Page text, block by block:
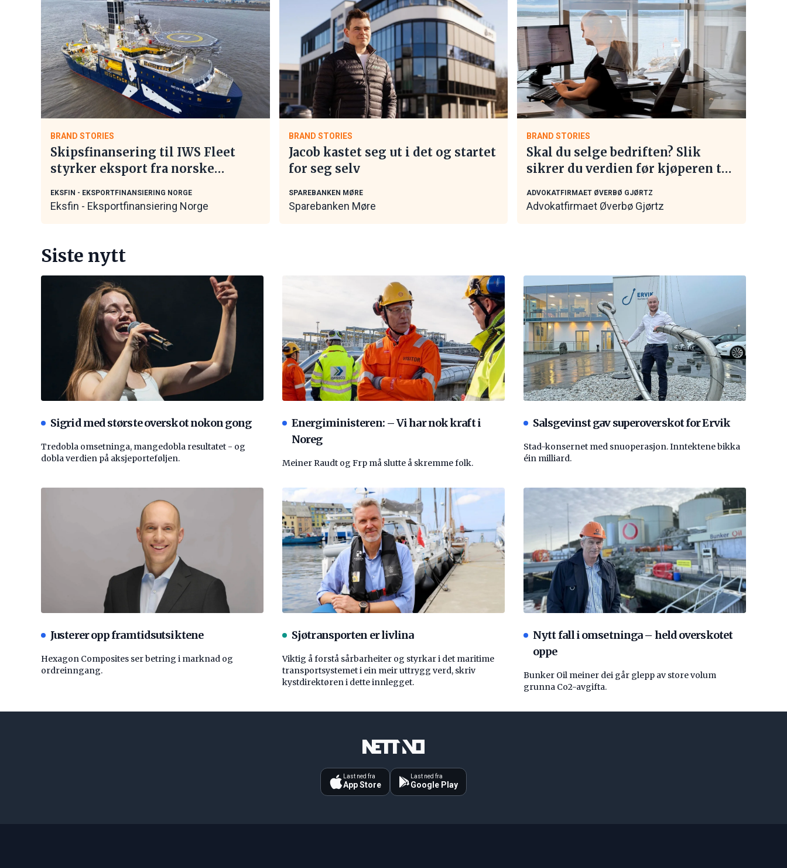
BRAND STORIES
Skipsfinansering til IWS Fleet
styrker eksport fra norske
EKSFIN - EKSPORTFINANSIERING NORGE
Eksfin - Eksportfinansiering Norge
BRAND STORIES
Jacob kastet seg ut i det og startet
for seg selv
SPAREBANKEN MØRE
Sparebanken Møre
BRAND STORIES
Skal du selge bedriften? Slik
sikrer du verdien før kjøperen tar
ADVOKATFIRMAET ØVERBØ GJØRTZ
Advokatfirmaet Øverbø Gjørtz
Siste nytt
Sigrid med største overskot nokon gong
Tredobla omsetninga, mangedobla resultatet - og
dobla verdien på aksjeporteføljen.
Energiministeren: – Vi har nok kraft i
Noreg
Meiner Raudt og Frp må slutte å skremme folk.
Salsgevinst gav superoverskot for Ervik
Stad-konsernet med snuoperasjon. Inntektene bikka
éin milliard.
Justerer opp framtidsutsiktene
Hexagon Composites ser betring i marknad og
ordreinngang.
Sjøtransporten er livlina
Viktig å forstå ­sårbarheiter og styrkar i det maritime
transport­systemet i ein meir uttrygg verd, skriv
kystdirektøren i dette innlegget.
Nytt fall i omsetninga – held overskotet
oppe
Bunker Oil meiner dei går glepp av store volum
grunna Co2-avgifta.
Last ned fra
App Store
Last ned fra
Google Play